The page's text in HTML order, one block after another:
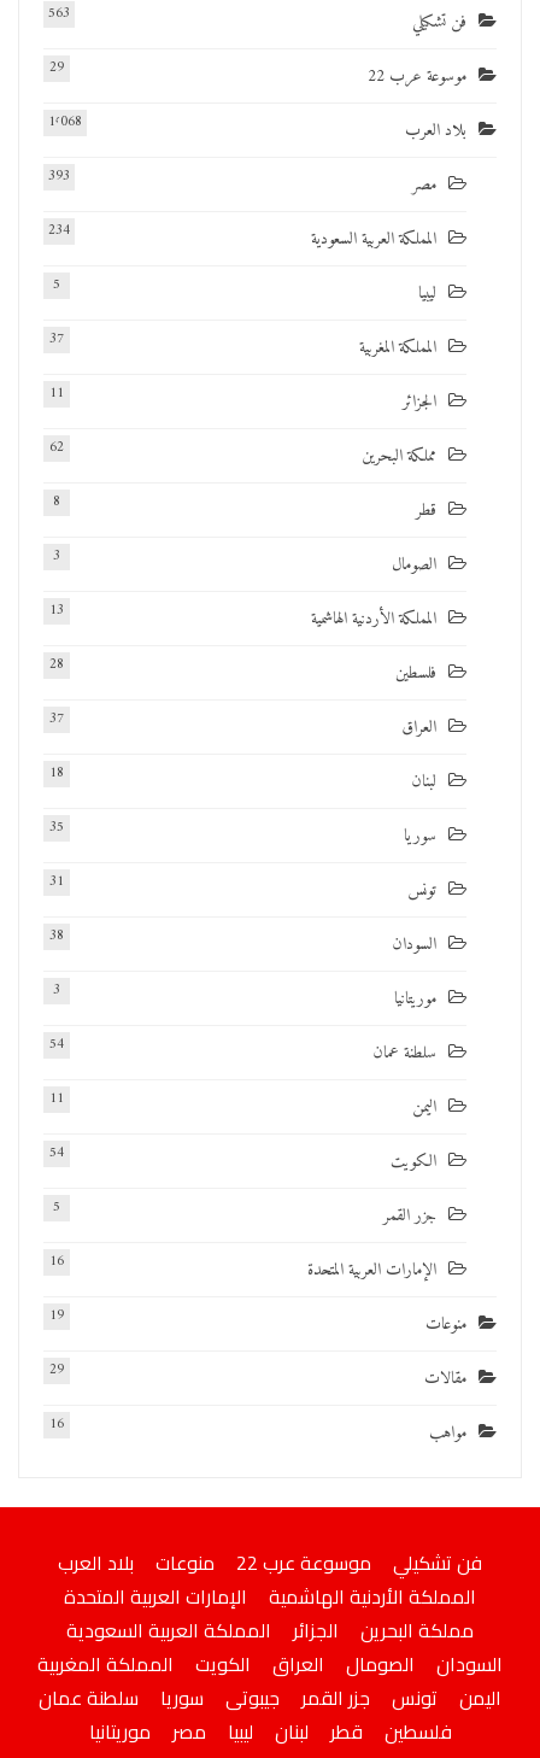
فن تشكيلي 563
موسوعة عرب 22 29
بلاد العرب 1٬068
مصر 393
المملكة العربية السعودية 234
ليبيا 5
المملكة المغربية 37
الجزائر 11
مملكة البحرين 62
قطر 8
الصومال 3
المملكة الأردنية الهاشمية 13
فلسطين 28
العراق 37
لبنان 18
سوريا 35
تونس 31
السودان 38
موريتانيا 3
سلطنة عمان 54
اليمن 11
الكويت 54
جزر القمر 5
الإمارات العربية المتحدة 16
منوعات 19
مقالات 29
مواهب 16
فن تشكيلي موسوعة عرب 22 منوعات
بلاد العرب
المملكة الأردنية الهاشمية
الإمارات العربية المتحدة
مملكة البحرين
الجزائر
المملكة العربية السعودية
السودان
الصومال العراق الكويت
المملكة المغربية
اليمن
تونس جزر القمر جيبوتى سوريا
سلطنة عمان
فلسطين
قطر لبنان ليبيا مصر موريتانيا